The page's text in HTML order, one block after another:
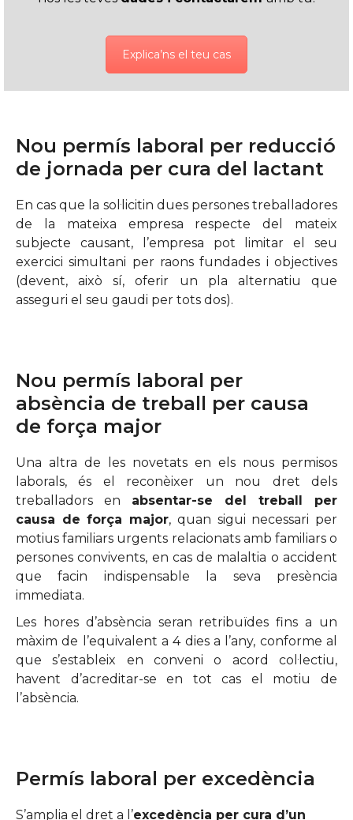
Explica’ns el teu cas
Nou permís laboral per reducció
de jornada per cura del lactant
En cas que la sol·licitin dues persones treballadores
de la mateixa empresa respecte del mateix
subjecte causant, l’empresa pot limitar el seu
exercici simultani per raons fundades i objectives
(devent, això sí, oferir un pla alternatiu que
asseguri el seu gaudi per tots dos).
Nou permís laboral per
absència de treball per causa
de força major
Una altra de les novetats en els nous permisos
laborals, és el reconèixer un nou dret dels
treballadors en absentar-se del treball per
causa de força major, quan sigui necessari per
motius familiars urgents relacionats amb familiars o
persones convivents, en cas de malaltia o accident
que facin indispensable la seva presència
immediata.
Les hores d’absència seran retribuïdes fins a un
màxim de l’equivalent a 4 dies a l’any, conforme al
que s’estableix en conveni o acord col·lectiu,
havent d’acreditar-se en tot cas el motiu de
l’absència.
Permís laboral per excedència
S’amplia el dret a l’excedència per cura d’un